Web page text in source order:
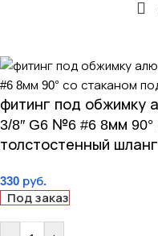
фитинг под обжимку
3/8″ G6 №6 #6 8мм
толстостенный шланг
330 руб.
Под заказ